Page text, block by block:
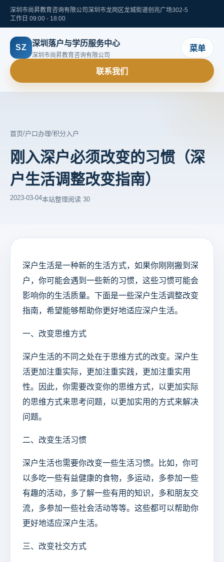
深圳市尚昇教育咨询有限公司 深圳市龙岗区龙城街道创兆广场302-5
工作日 09:00 - 18:00
SZ 深圳落户与学历服务中心
深圳市尚昇教育咨询有限公司
菜单
联系我们
首页/户口办理/积分入户
刚入深户必须改变的习惯（深
户生活调整改变指南）
2023-03-04本站整理阅读 30
深户生活是一种新的生活方式，如果你刚刚搬到深
户，你可能会遇到一些新的习惯，这些习惯可能会
影响你的生活质量。下面是一些深户生活调整改变
指南，希望能够帮助你更好地适应深户生活。
一、改变思维方式
深户生活的不同之处在于思维方式的改变。深户生
活更加注重实际，更加注重实践，更加注重实用
性。因此，你需要改变你的思维方式，以更加实际
的思维方式来思考问题，以更加实用的方式来解决
问题。
二、改变生活习惯
深户生活也需要你改变一些生活习惯。比如，你可
以多吃一些有益健康的食物，多运动，多参加一些
有趣的活动，多了解一些有用的知识，多和朋友交
流，多参加一些社会活动等等。这些都可以帮助你
更好地适应深户生活。
三、改变社交方式